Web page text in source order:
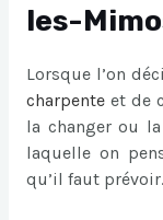
les-
Lorsque l’on
charpenteet de
la changer ou
laquelle on
qu’il faut prévoir.